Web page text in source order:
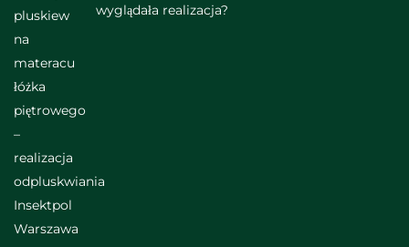
wyglądała realizacja?